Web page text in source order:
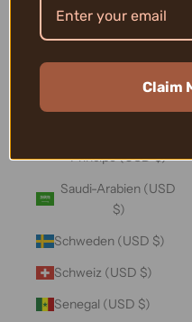
Salomonen (USD $)
Sambia (USD $)
Príncipe (USD $)
Saudi-Arabien (USD
$)
Schweden (USD $)
Schweiz (USD $)
Senegal (USD $)
Claim